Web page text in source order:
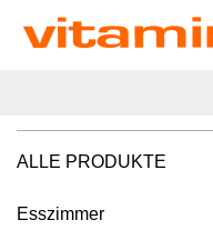
ALLE PRODUKTE
Esszimmer